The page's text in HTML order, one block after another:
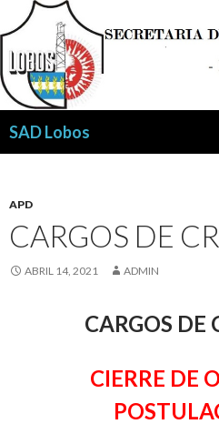
SAD Lobos
APD
CARGOS DE
ABRIL 14, 2021 ADMIN
CARGOS DE
CIERRE DE